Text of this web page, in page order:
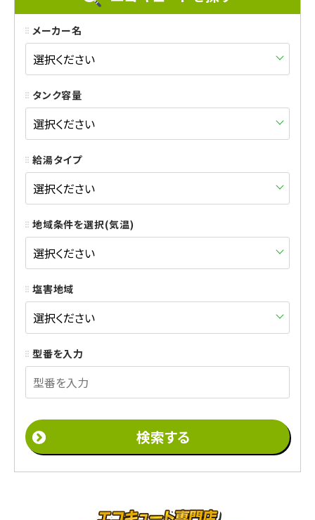
メーカー名
タンク容量
給湯タイプ
地域条件を選択(気温)
塩害地域
型番を入力